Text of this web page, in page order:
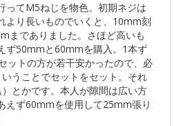
ってM5ねじを物色。初期ネジは
より長いものでいくと、10mm刻
までありました。さほど高いも
ず50mmと60mmを購入。1本ず
ットの方が若干安かったので、必
うことでセットをセット。それ
とかです。本人が隙間は広い方
えず60mmを使用して25mm張り